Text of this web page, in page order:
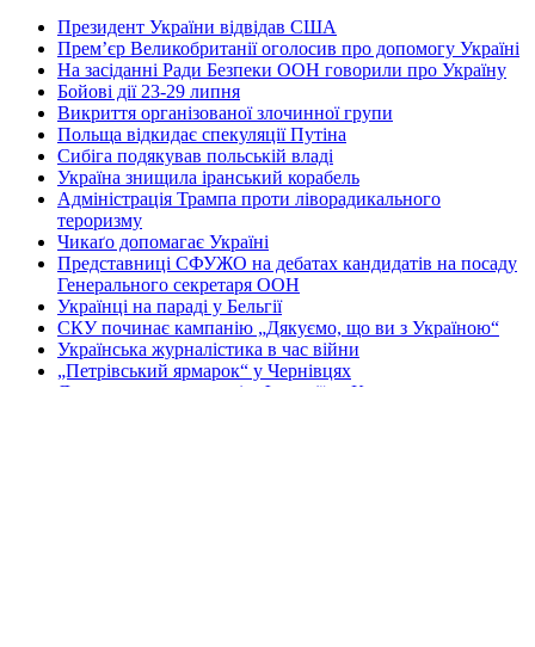
Президент України відвідав США
Прем’єр Великобританії оголосив про допомогу Україні
На засіданні Ради Безпеки ООН говорили про Україну
Бойові дії 23-29 липня
Викриття організованої злочинної групи
Польща відкидає спекуляції Путіна
Сибіга подякував польській владі
Україна знищила іранський корабель
Адміністрація Трампа проти ліворадикального
тероризму
Чикаґо допомагає Україні
Представниці СФУЖО на дебатах кандидатів на посаду
Генерального секретаря ООН
Українці на параді у Бельгії
СКУ починає кампанію „Дякуємо, що ви з Україною“
Українська журналістика в час війни
„Петрівський ярмарок“ у Чернівцях
Допомагають приятелі з Франції та Канади